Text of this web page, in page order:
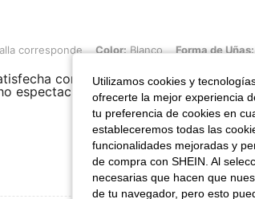
Color: Blanco, Forma de Uñas: Cuadrado
corresponde Color:Blanco Forma de Uñas:
con estr producto es 10/10 me
espectacular
Utilizamos cookies y
ofrecerte la mejor experiencia
tu preferencia de cookies en
estableceremos todas las
funcionalidades mejoradas y
de compra con SHEIN. Al
necesarias que hacen que
de tu navegador, pero esto